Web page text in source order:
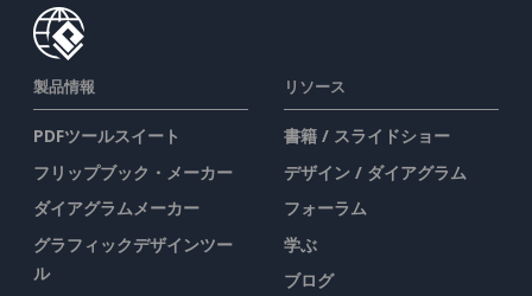
製品情報
PDFツールスイート
フリップブック・メーカー
ダイアグラムメーカー
グラフィックデザインツー
ル
リソース
書籍 / スライドショー
デザイン / ダイアグラム
フォーラム
学ぶ
ブログ